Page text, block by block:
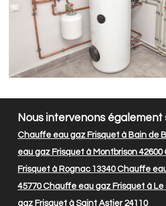
Nous intervenons également
Chauffe eau gaz Frisquet à Bain de
eau gaz Frisquet à Montbrison 42600
Frisquet à Rognac 13340Chauffe
45770Chauffe eau gaz Frisquet à Le
gaz Frisquet à Saint Astier 24110